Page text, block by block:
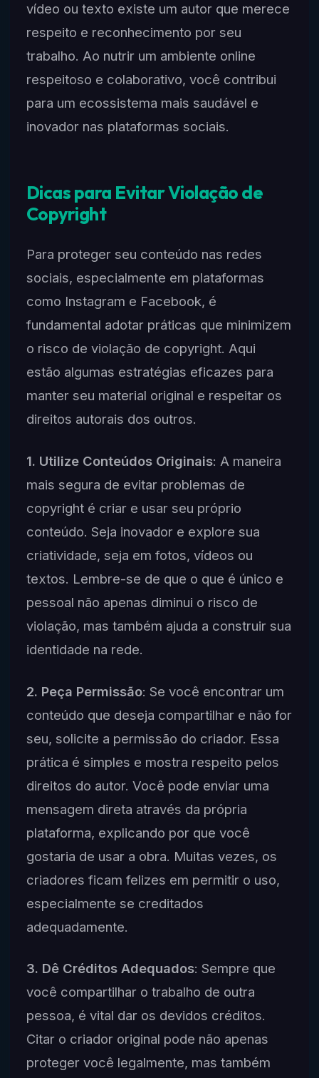
vídeo ou texto existe um autor que merece
respeito e reconhecimento por seu
trabalho. Ao nutrir um ambiente online
respeitoso e colaborativo, você contribui
para um ecossistema mais saudável e
inovador nas plataformas sociais.
Dicas para Evitar Violação de
Copyright
Para proteger seu conteúdo nas redes
sociais, especialmente em plataformas
como Instagram e Facebook, é
fundamental adotar práticas que minimizem
o risco de violação de copyright. Aqui
estão algumas estratégias eficazes para
manter seu material original e respeitar os
direitos autorais dos outros.
1. Utilize Conteúdos Originais: A maneira
mais segura de evitar problemas de
copyright é criar e usar seu próprio
conteúdo. Seja inovador e explore sua
criatividade, seja em fotos, vídeos ou
textos. Lembre-se de que o que é único e
pessoal não apenas diminui o risco de
violação, mas também ajuda a construir sua
identidade na rede.
2. Peça Permissão: Se você encontrar um
conteúdo que deseja compartilhar e não for
seu, solicite a permissão do criador. Essa
prática é simples e mostra respeito pelos
direitos do autor. Você pode enviar uma
mensagem direta através da própria
plataforma, explicando por que você
gostaria de usar a obra. Muitas vezes, os
criadores ficam felizes em permitir o uso,
especialmente se creditados
adequadamente.
3. Dê Créditos Adequados: Sempre que
você compartilhar o trabalho de outra
pessoa, é vital dar os devidos créditos.
Citar o criador original pode não apenas
proteger você legalmente, mas também